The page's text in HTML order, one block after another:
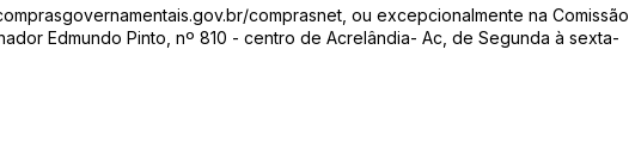
comprasnet, ou excepcionalmente na Comissão
Edmundo Pinto, nº 810 - centro de Acrelândia- Ac, de Segunda à sexta-